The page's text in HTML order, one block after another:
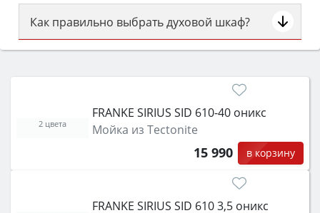
Как правильно выбрать духовой шкаф?
Сначала определитесь с типом (газовый или
затем смотрите на объём 50–70 л для семьи,
функции (конвекция, гриль, самоочистка,
защита от детей).
FRANKE SIRIUS SID 610-40 оникс
Мойка из Tectonite
15 990 в корзину
2 цвета
FRANKE SIRIUS SID 610 3,5 оникс